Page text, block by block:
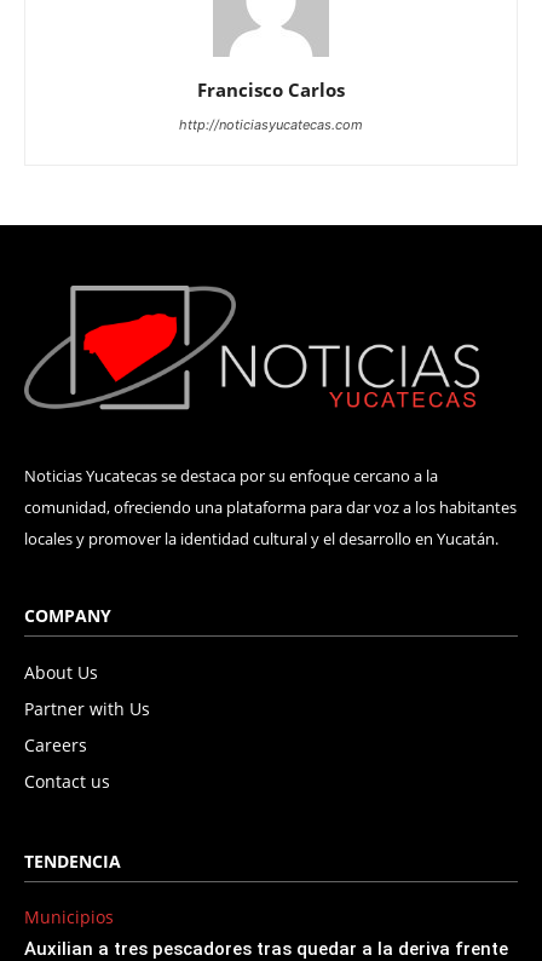
Francisco Carlos
http://noticiasyucatecas.com
Noticias Yucatecas se destaca por su enfoque cercano a la
comunidad, ofreciendo una plataforma para dar voz a los habitantes
locales y promover la identidad cultural y el desarrollo en Yucatán.
COMPANY
About Us
Partner with Us
Careers
Contact us
TENDENCIA
Municipios
Auxilian a tres pescadores tras quedar a la deriva frente